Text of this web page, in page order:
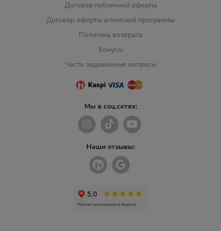
Договор публичной оферты
Договор оферты агентской программы
Политика возврата
Бонусы
Часто задаваемые вопросы
Мы в соц.сетях:
Наши отзывы: